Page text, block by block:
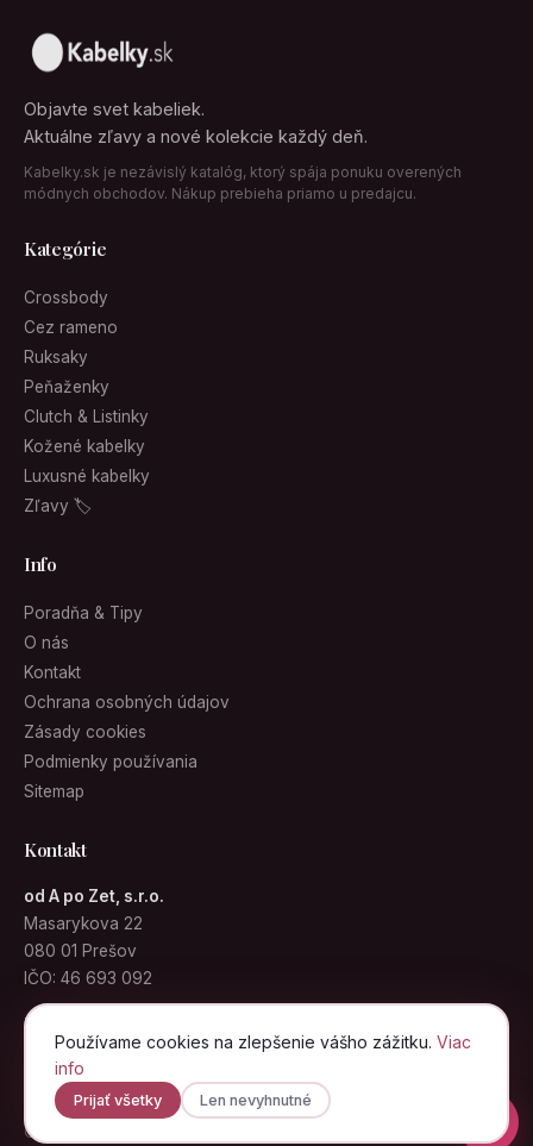
Používame cookies na zlepšenie vášho zážitku. Viac
info
Prijať všetky Len nevyhnutné
Objavte svet kabeliek.
Aktuálne zľavy a nové kolekcie každý deň.
Kabelky.sk je nezávislý katalóg, ktorý spája ponuku overených
módnych obchodov. Nákup prebieha priamo u predajcu.
Kategórie
Crossbody
Cez rameno
Ruksaky
Peňaženky
Clutch & Listinky
Kožené kabelky
Luxusné kabelky
Zľavy 🏷
Info
Poradňa & Tipy
O nás
Kontakt
Ochrana osobných údajov
Zásady cookies
Podmienky používania
Sitemap
Kontakt
od A po Zet, s.r.o.
Masarykova 22
080 01 Prešov
IČO: 46 693 092
info@kabelky.sk
© 2026 Kabelky.sk · od A po Zet, s.r.o. · Všetky práva vyhradené